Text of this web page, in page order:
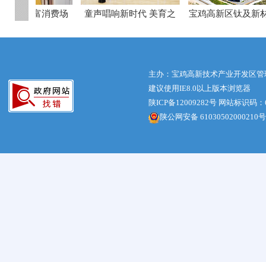
区 丰富消费场
童声唱响新时代 美育之
宝鸡高新区钛及新材
主办：宝鸡高新技术产业开发区
建议使用IE8.0以上版本浏览器
陕ICP备12009282号 网站标识码
陕公网安备 61030502000210号